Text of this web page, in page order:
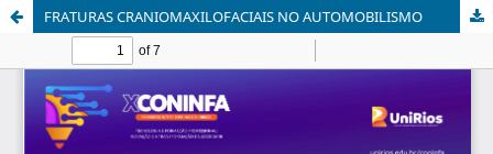
FRATURAS CRANIOMAXILOFACIAIS NO AUTOMOBILISMO